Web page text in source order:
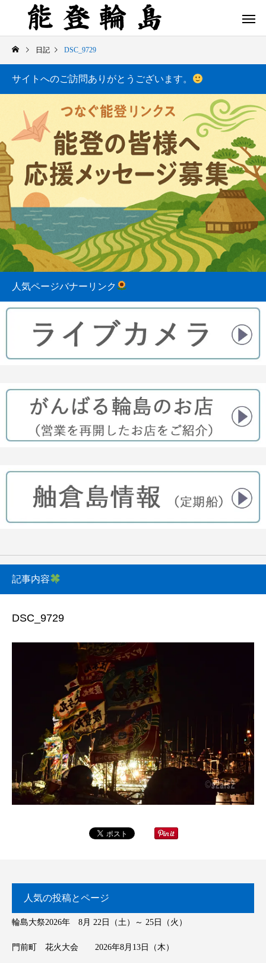
白米千枚田 あぜのきらめき（アルバム）
2023.08.31
今日の白米千枚田
日記 DSC_9729
サイトへのご訪問ありがとうございます。
人気ページバナーリンク
記事内容
DSC_9729
人気の投稿とページ
輪島大祭2026年 8月 22日（土）～ 25日（火）
門前町 花火大会 2026年8月13日（木）